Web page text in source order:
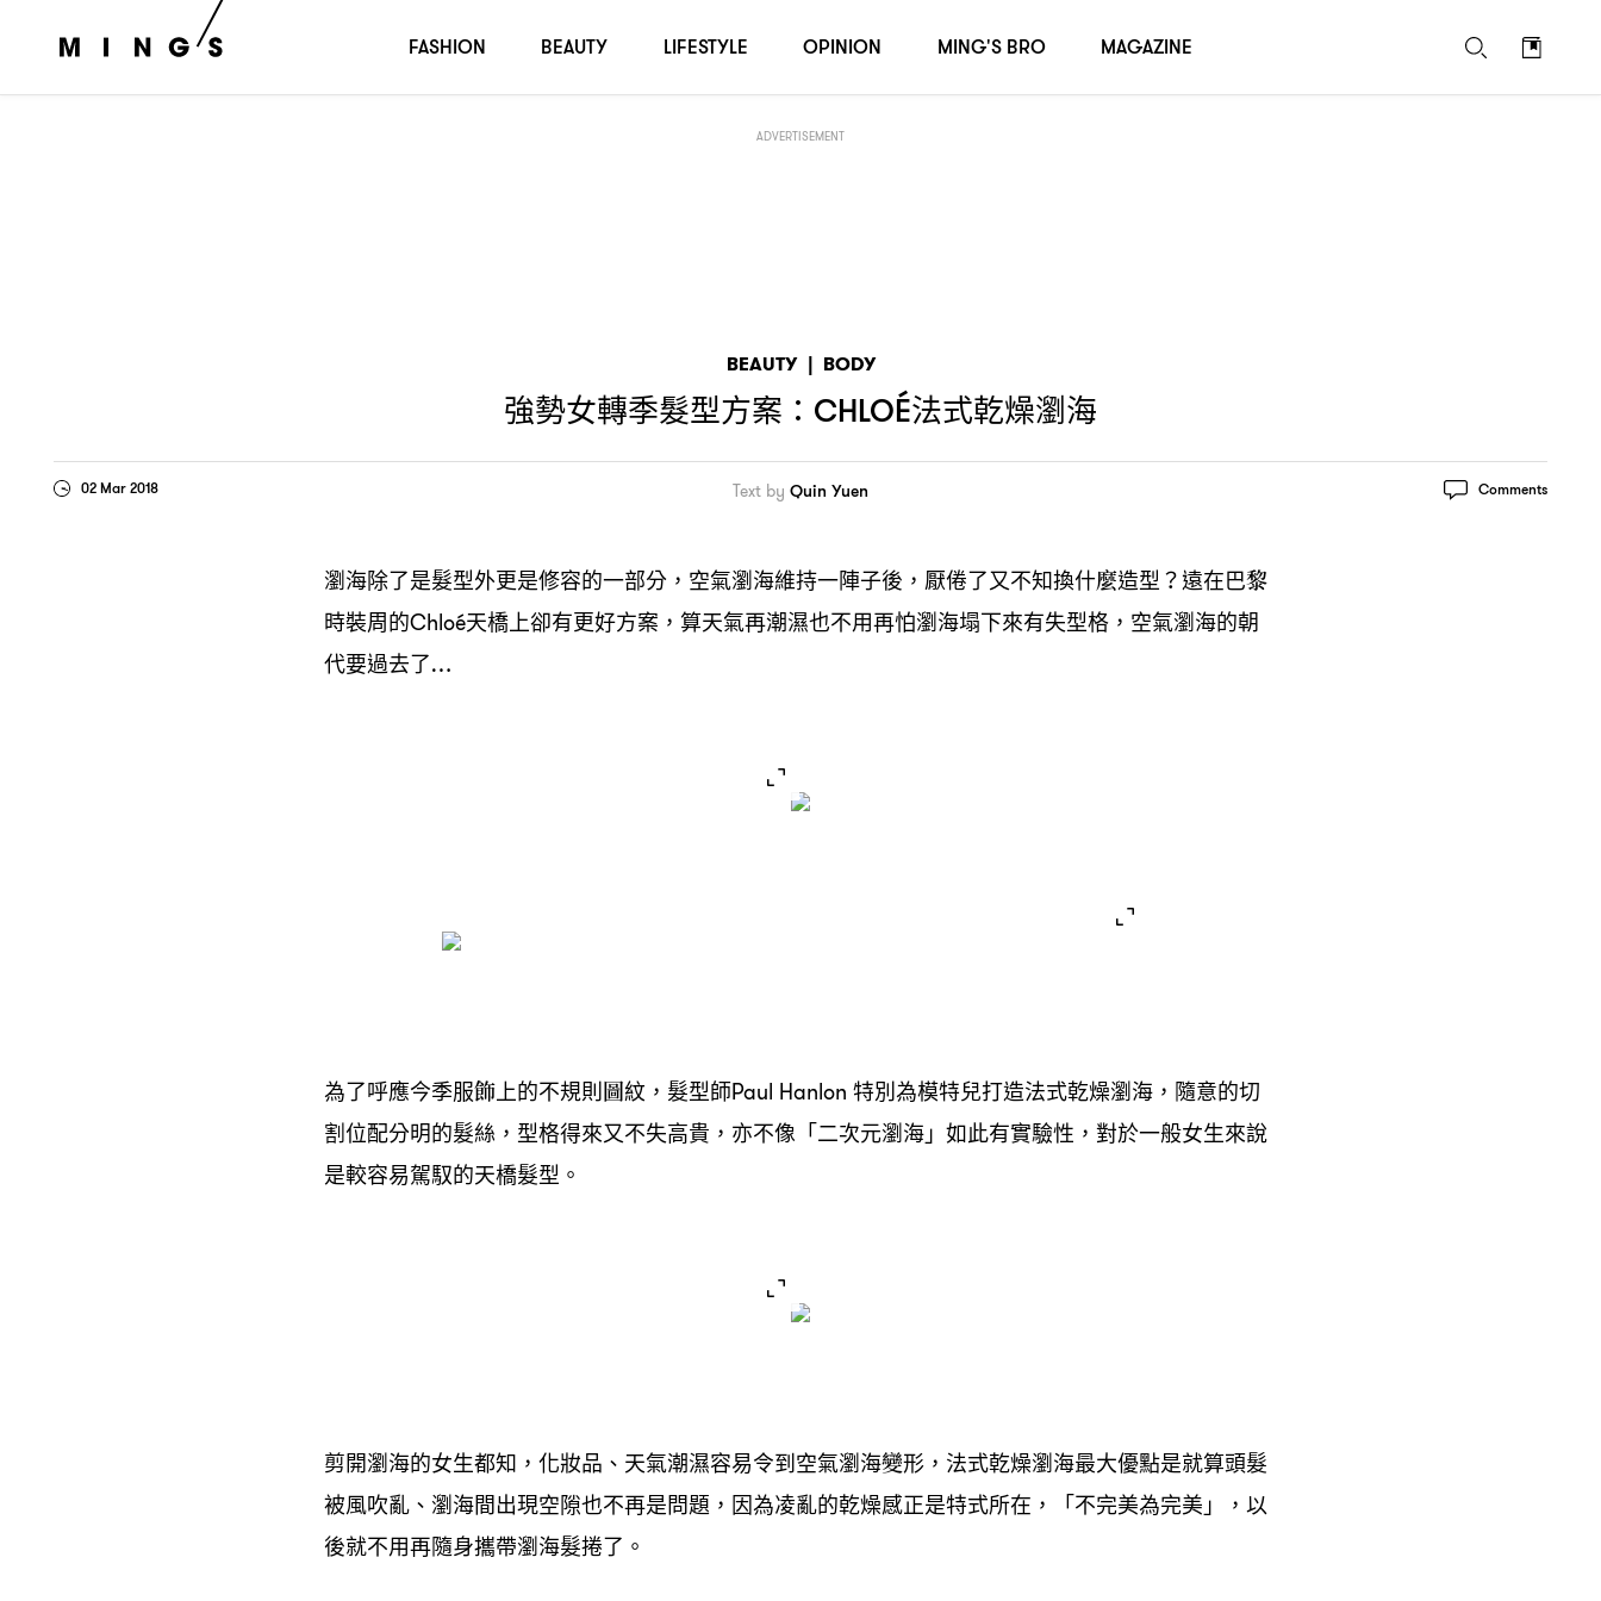
ADVERTISEMENT
BEAUTY | BODY
強勢女轉季髮型方案 ：CHLOÉ法式乾燥瀏海
02 Mar 2018 Text by Quin Yuen Comments
瀏海除了是髮型外更是修容的一部分 ， 空氣瀏海維持一陣子後 ， 厭倦了又不知換什麼造型？遠在巴黎
時裝周的Chloé天橋上卻有更好方案 ， 算天氣再潮濕也不用再怕瀏海塌下來有失型格 ， 空氣瀏海的朝
代要過去了…
為了呼應今季服飾上的不規則圖紋 ， 髮型師Paul Hanlon 特別為模特兒打造法式乾燥瀏海 ， 隨意的切
割位配分明的髮絲 ， 型格得來又不失高貴 ， 亦不像「二次元瀏海」如此有實驗性 ， 對於一般女生來說
是較容易駕馭的天橋髮型。
剪開瀏海的女生都知 ， 化妝品、天氣潮濕容易令到空氣瀏海變形 ， 法式乾燥瀏海最大優點是就算頭髮
被風吹亂、瀏海間出現空隙也不再是問題 ， 因為凌亂的乾燥感正是特式所在 ， 「不完美為完美」 ， 以
後就不用再隨身攜帶瀏海髮捲了。
FASHION BEAUTY LIFESTYLE OPINION MING'S BRO MAGAZINE
強勢女轉季髮型方案